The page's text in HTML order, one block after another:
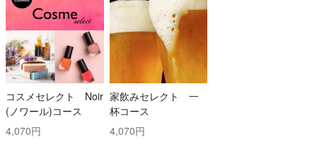
コスメセレクト Noir
(ノワール)コース
4,070円
家飲みセレクト 一
杯コース
4,070円